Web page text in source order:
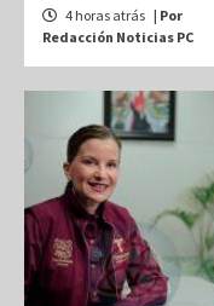
4 horas atrás | Por
Redacción Noticias PC